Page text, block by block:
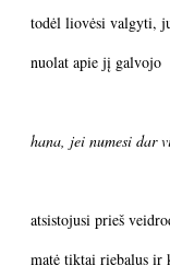
todėl liovėsi valgyti,
nuolat apie jį galvojo
hana, jei numesi dar
atsistojusi prieš
matė tiktai riebalus ir